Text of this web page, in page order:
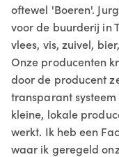
oftewel 'Boeren'.
voor de buurderij in
vlees, vis, zuivel,
Onze producenten
door de producent
transparant
kleine, lokale
werkt. Ik heb een
waar ik geregeld